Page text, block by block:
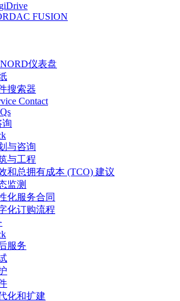
FUSION
仪表盘
搜索器
Contact
询
与咨询
与工程
和总拥有成本 (TCO) 建议
监测
化服务合同
化订购流程
服务
化和扩建